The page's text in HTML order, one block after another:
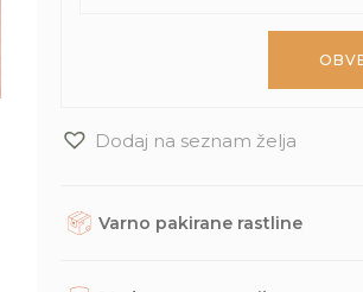
Dodaj na seznam želja
Varno pakirane rastline